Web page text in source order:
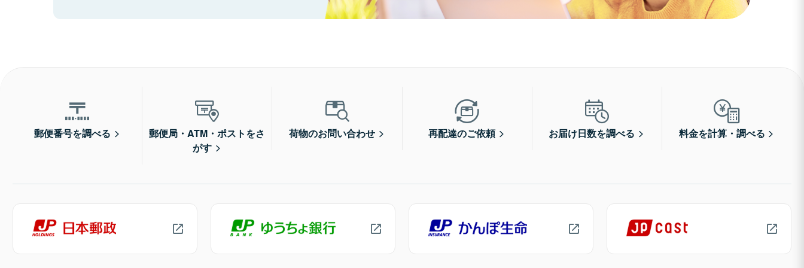
郵便番号を調べる
郵便局・ATM・ポストをさ
がす
荷物のお問い合わせ 再配達のご依頼 お届け日数を調べる 料金を計算・調べる